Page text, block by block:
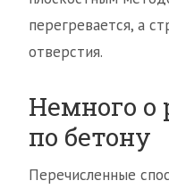
перегревается, а
отверстия.
Немного о
по бетону
Перечисленные